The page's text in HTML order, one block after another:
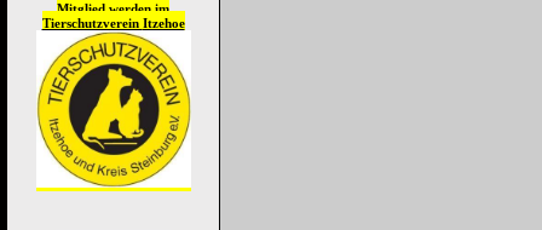
Mitglied werden im
Tierschutzverein Itzehoe